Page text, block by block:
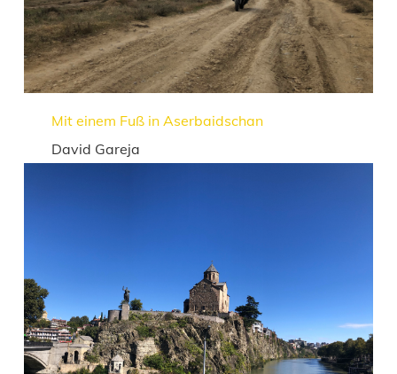
Mit einem Fuß in Aserbaidschan
David Gareja